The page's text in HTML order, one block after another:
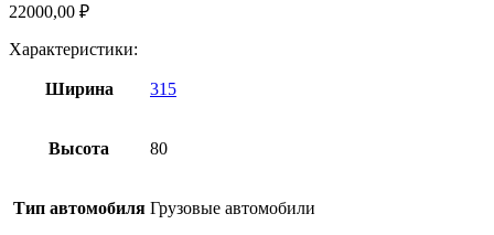
22000,00 ₽
Характеристики:
Ширина 315
Высота 80
Тип автомобиля Грузовые автомобили